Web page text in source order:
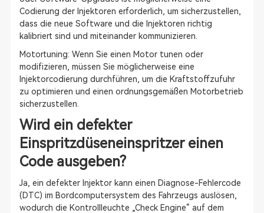
Codierung der Injektoren erforderlich, um sicherzustellen,
dass die neue Software und die Injektoren richtig
kalibriert sind und miteinander kommunizieren.
Motortuning: Wenn Sie einen Motor tunen oder
modifizieren, müssen Sie möglicherweise eine
Injektorcodierung durchführen, um die Kraftstoffzufuhr
zu optimieren und einen ordnungsgemäßen Motorbetrieb
sicherzustellen.
Wird ein defekter
Einspritzdüseneinspritzer einen
Code ausgeben?
Ja, ein defekter Injektor kann einen Diagnose-Fehlercode
(DTC) im Bordcomputersystem des Fahrzeugs auslösen,
wodurch die Kontrollleuchte „Check Engine“ auf dem